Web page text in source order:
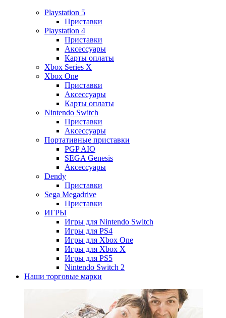
Playstation 5
Приставки
Playstation 4
Приставки
Аксессуары
Карты оплаты
Xbox Series X
Xbox One
Приставки
Аксессуары
Карты оплаты
Nintendo Switch
Приставки
Аксессуары
Портативные приставки
PGP AIO
SEGA Genesis
Аксессуары
Dendy
Приставки
Sega Megadrive
Приставки
ИГРЫ
Игры для Nintendo Switch
Игры для PS4
Игры для Xbox One
Игры для Xbox X
Игры для PS5
Nintendo Switch 2
Наши торговые марки